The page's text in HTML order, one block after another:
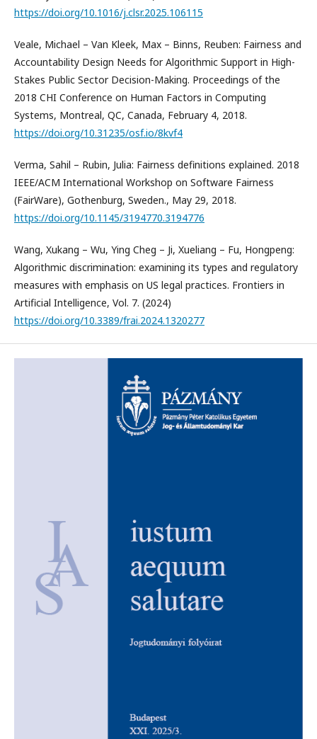
https://doi.org/10.1016/j.clsr.2025.106115
Veale, Michael – Van Kleek, Max – Binns, Reuben: Fairness and
Accountability Design Needs for Algorithmic Support in High-
Stakes Public Sector Decision-Making. Proceedings of the
2018 CHI Conference on Human Factors in Computing
Systems, Montreal, QC, Canada, February 4, 2018.
https://doi.org/10.31235/osf.io/8kvf4
Verma, Sahil – Rubin, Julia: Fairness definitions explained. 2018
IEEE/ACM International Workshop on Software Fairness
(FairWare), Gothenburg, Sweden., May 29, 2018.
https://doi.org/10.1145/3194770.3194776
Wang, Xukang – Wu, Ying Cheg – Ji, Xueliang – Fu, Hongpeng:
Algorithmic discrimination: examining its types and regulatory
measures with emphasis on US legal practices. Frontiers in
Artificial Intelligence, Vol. 7. (2024)
https://doi.org/10.3389/frai.2024.1320277